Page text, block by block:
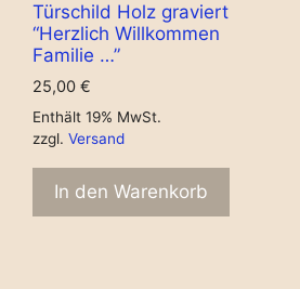
Türschild Holz graviert
“Herzlich Willkommen
Familie …”
25,00 €
Enthält 19% MwSt.
zzgl. Versand
In den Warenkorb